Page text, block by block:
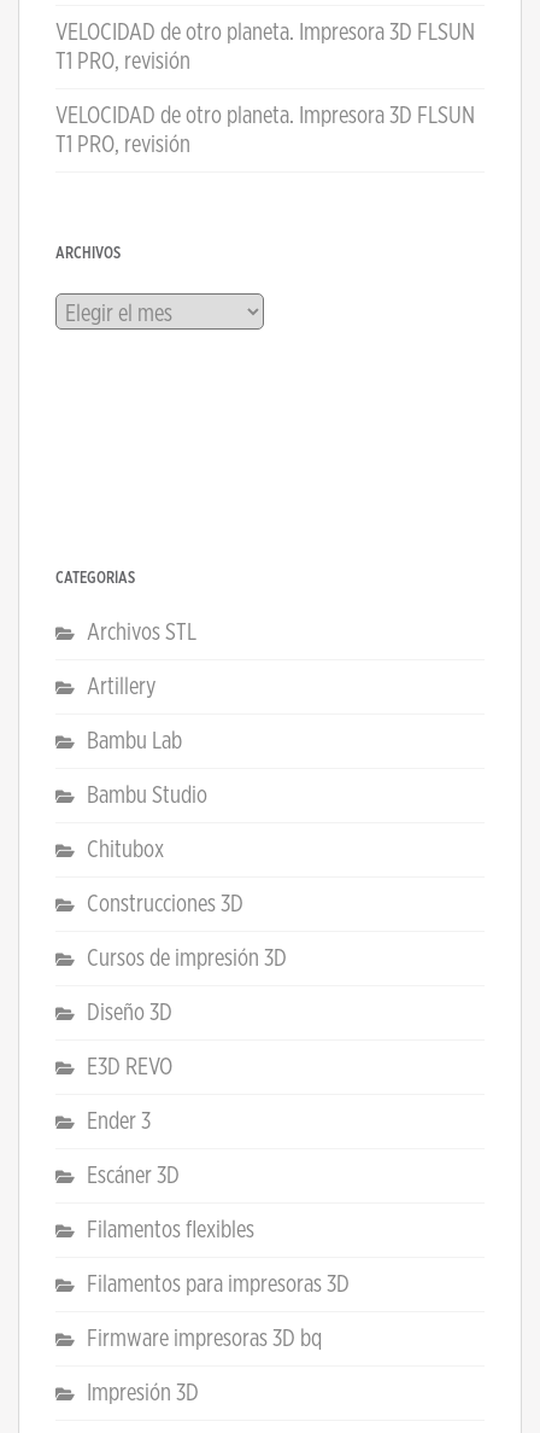
VELOCIDAD de otro planeta. Impresora 3D FLSUN
T1 PRO, revisión
VELOCIDAD de otro planeta. Impresora 3D FLSUN
T1 PRO, revisión
ARCHIVOS
Archivos
CATEGORÍAS
Archivos STL
Artillery
Bambu Lab
Bambu Studio
Chitubox
Construcciones 3D
Cursos de impresión 3D
Diseño 3D
E3D REVO
Ender 3
Escáner 3D
Filamentos flexibles
Filamentos para impresoras 3D
Firmware impresoras 3D bq
Impresión 3D